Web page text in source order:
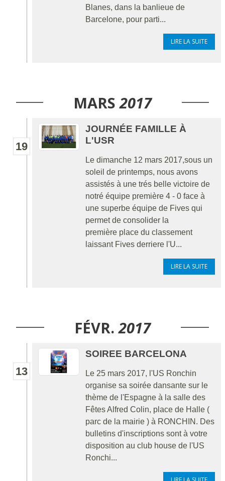
Blanes, dans la banlieue de
Barcelone, pour parti...
LIRE LA SUITE
MARS 2017
19
JOURNÉE FAMILLE À
L'USR
Le dimanche 12 mars 2017,sous un
soleil de printemps, nous avons
assistés à une trés belle victoire de
notré équipe première 4 - 0 face à
une superbe équipe de Fives qui
permet de consolider la
première place du classement
laissant Fives derriere l'U...
LIRE LA SUITE
FÉVR. 2017
13
SOIREE BARCELONA
Le 25 mars 2017, l'US Ronchin
organise sa soirée dansante sur le
thème de l'Espagne à la salle des
Fêtes Alfred Colin, place de Halle (
parc de la mairie ) à RONCHIN. Des
bulletins d'inscriptions sont à votre
disposition au club house de l'US
Ronchi...